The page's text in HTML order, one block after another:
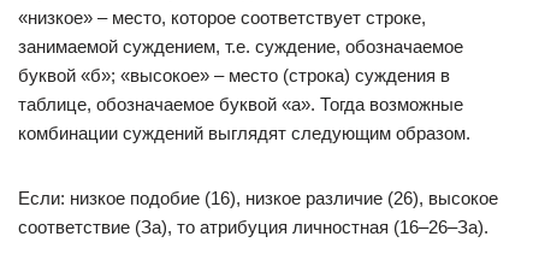
«низкое» – место, которое соответствует строке,
занимаемой суждением, т.е. суждение, обозначаемое
буквой «б»; «высокое» – место (строка) суждения в
таблице, обозначаемое буквой «а». Тогда возможные
комбинации суждений выглядят следующим образом.
Если: низкое подобие (16), низкое различие (26), высокое
соответствие (За), то атрибуция личностная (16–26–За).